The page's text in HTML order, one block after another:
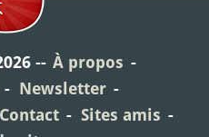
À propos
Newsletter
Contact
Sites amis